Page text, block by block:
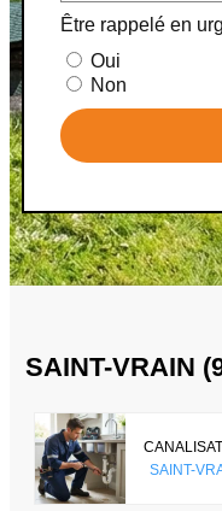
Être rappelé en
Oui
Non
SAINT-VRAIN
SAINT-